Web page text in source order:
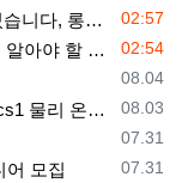
등록일
02:57
어 준비 하기
등록일
02:54
할 4가지!!
등록일
08.04
등록일
08.03
[8월 무료] 공대 교수가 설명하는 AP Physics1 물리 온라인 강의
등록일
07.31
등록일
07.31
어 모집